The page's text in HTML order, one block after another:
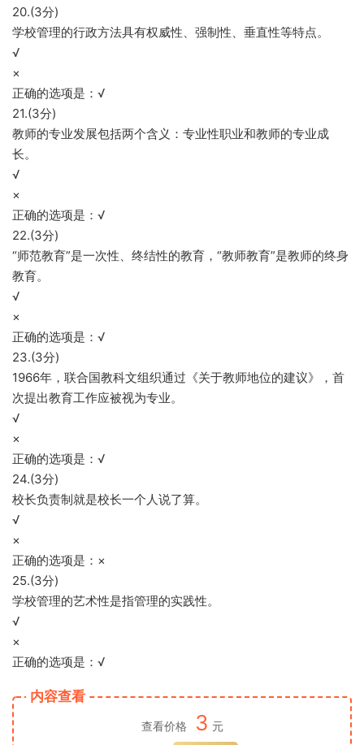
20.(3分)
学校管理的行政方法具有权威性、强制性、垂直性等特点。
√
×
正确的选项是：√
21.(3分)
教师的专业发展包括两个含义：专业性职业和教师的专业成
长。
√
×
正确的选项是：√
22.(3分)
“师范教育”是一次性、终结性的教育，“教师教育”是教师的终身
教育。
√
×
正确的选项是：√
23.(3分)
1966年，联合国教科文组织通过《关于教师地位的建议》，首
次提出教育工作应被视为专业。
√
×
正确的选项是：√
24.(3分)
校长负责制就是校长一个人说了算。
√
×
正确的选项是：×
25.(3分)
学校管理的艺术性是指管理的实践性。
√
×
正确的选项是：√
内容查看
查看价格 3 元